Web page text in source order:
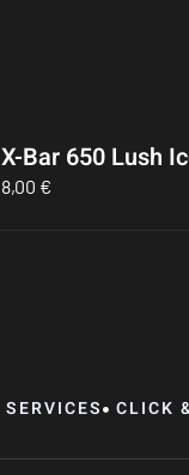
X-Bar 650 Lush
8,00 €
SERVICES CLICK